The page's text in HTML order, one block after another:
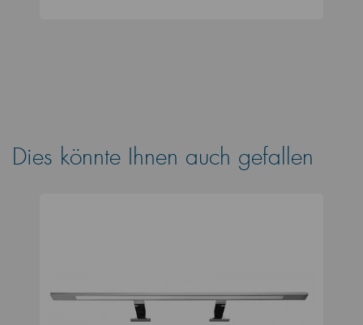
Dies könnte Ihnen auch gefallen